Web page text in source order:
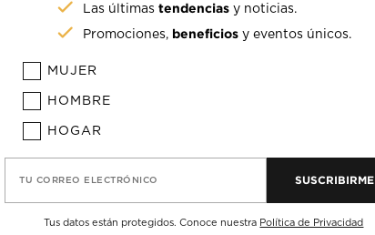
Las últimastendencias y noticias.
Promociones, beneficios y eventos únicos.
MUJER
HOMBRE
HOGAR
TU CORREO ELECTRÓNICO SUSCRIBIRME
Tus datos están protegidos. Conoce nuestra Política de Privacidad